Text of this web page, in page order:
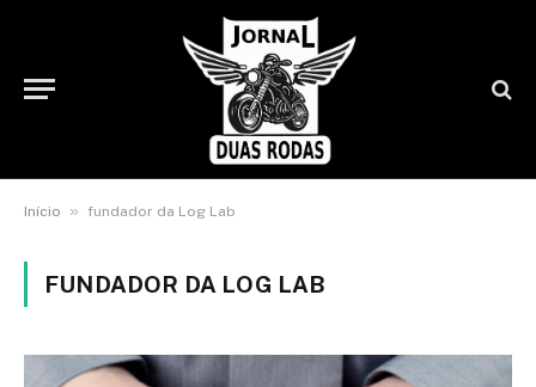
Início » fundador da Log Lab
FUNDADOR DA LOG LAB